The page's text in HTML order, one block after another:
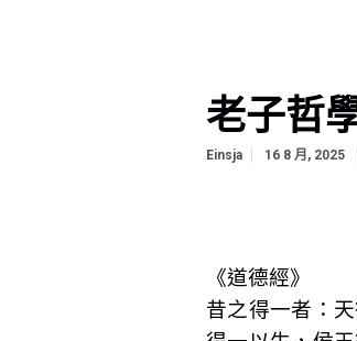
老子哲
Einsja 16 8 月, 2025
《道德經》
昔之得一者：